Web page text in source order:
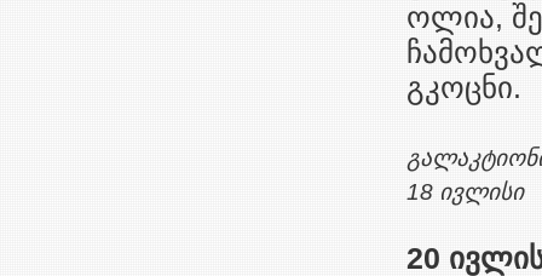
ოლია,
გკოცნი.
18 ივლისი
20